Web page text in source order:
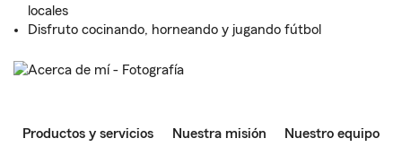
locales
Disfruto cocinando, horneando y jugando fútbol
Productos y servicios Nuestra misión Nuestro equipo